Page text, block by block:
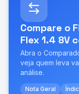
Compare o
Flex 1.4 8V
Abra o
veja quem leva
análise.
Nota Geral